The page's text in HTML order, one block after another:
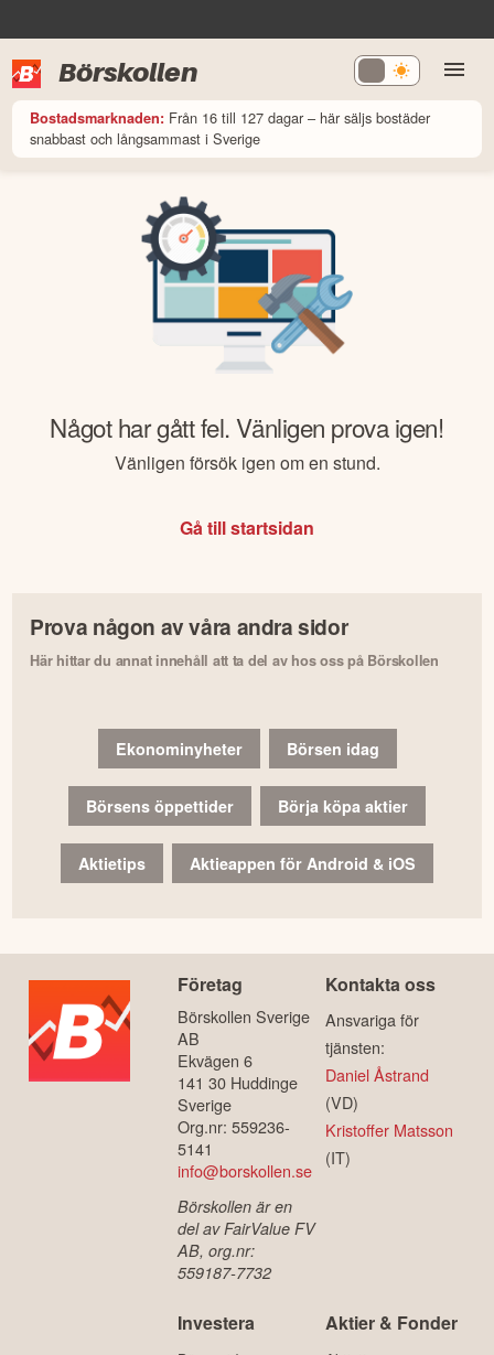
Börskollen
Bostadsmarknaden: Från 16 till 127 dagar – här säljs bostäder
snabbast och långsammast i Sverige
Något har gått fel. Vänligen prova igen!
Vänligen försök igen om en stund.
Gå till startsidan
Prova någon av våra andra sidor
Här hittar du annat innehåll att ta del av hos oss på Börskollen
Ekonominyheter Börsen idag
Börsens öppettider Börja köpa aktier
Aktietips Aktieappen för Android & iOS
Företag
Börskollen Sverige
AB
Ekvägen 6
141 30 Huddinge
Sverige
Org.nr: 559236-
5141
info@borskollen.se
Börskollen är en
del av FairValue FV
AB, org.nr:
559187-7732
Kontakta oss
Ansvariga för
tjänsten:
Daniel Åstrand
(VD)
Kristoffer Matsson
(IT)
Investera Aktier & Fonder